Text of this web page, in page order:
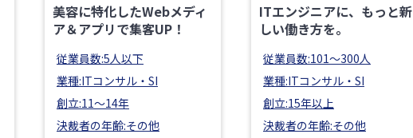
美容に特化したWebメディ
ア＆アプリで集客UP！
従業員数:5人以下
業種:ITコンサル・SI
創立:11〜14年
決裁者の年齢:その他
ITエンジニアに、もっと新
しい働き方を。
従業員数:101〜300人
業種:ITコンサル・SI
創立:15年以上
決裁者の年齢:その他